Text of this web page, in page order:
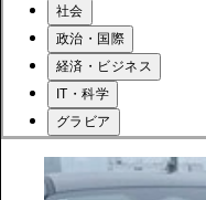
社会
政治・国際
経済・ビジネス
IT・科学
グラビア